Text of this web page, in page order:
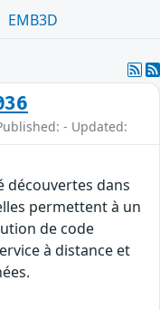
EMB3D
- Updated:
découvertes dans
permettent à un
de code
à distance et